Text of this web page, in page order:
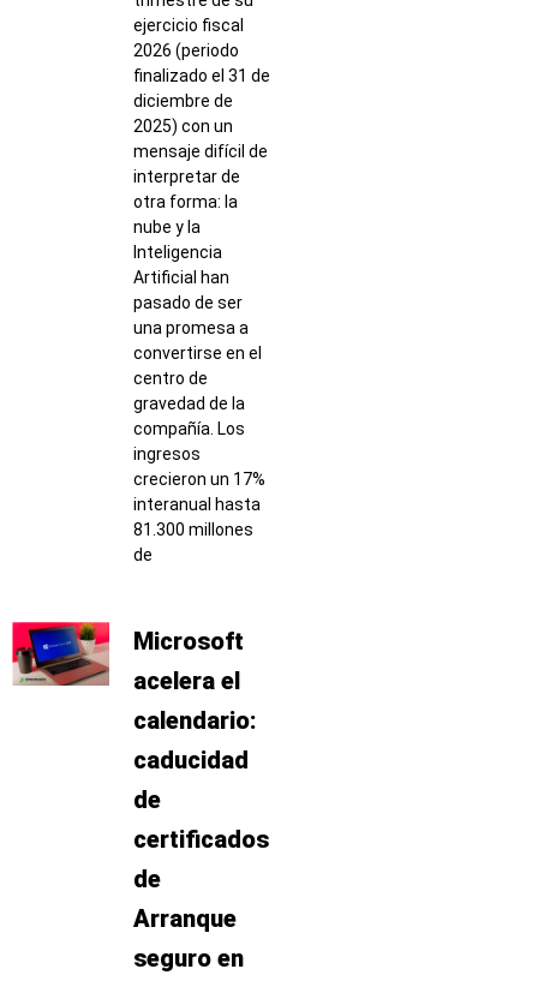
ejercicio fiscal
2026 (periodo
finalizado el 31 de
diciembre de
2025) con un
mensaje difícil de
interpretar de
otra forma: la
nube y la
Inteligencia
Artificial han
pasado de ser
una promesa a
convertirse en el
centro de
gravedad de la
compañía. Los
ingresos
crecieron un 17%
interanual hasta
81.300 millones
de
Microsoft
acelera el
calendario:
caducidad
de
certificados
de
Arranque
seguro en